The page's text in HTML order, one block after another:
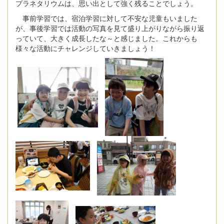
プラネタリウムは、思い出として強く残ることでしょう。
事前学習では、宿泊学習に対して不安な児童もいました
が、事後学習では活動の写真を見て盛り上がりながら振り返
っていて、大きく成長したな～と感じました。これからも
様々な活動にチャレンジしていきましょう！